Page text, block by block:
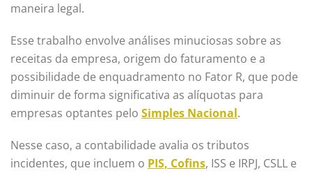
maneira legal.
Esse trabalho envolve análises minuciosas sobre as
receitas da empresa, origem do faturamento e a
possibilidade de enquadramento no Fator R, que pode
diminuir de forma significativa as alíquotas para
empresas optantes pelo Simples Nacional.
Nesse caso, a contabilidade avalia os tributos
incidentes, que incluem o PIS, Cofins, ISS e IRPJ, CSLL e